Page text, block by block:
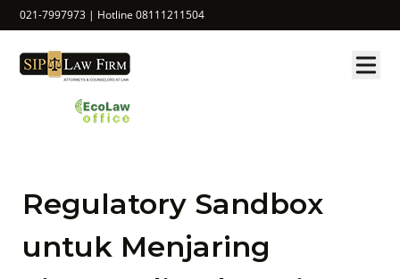
021-7997973 | Hotline 08111211504
Regulatory Sandbox
untuk Menjaring